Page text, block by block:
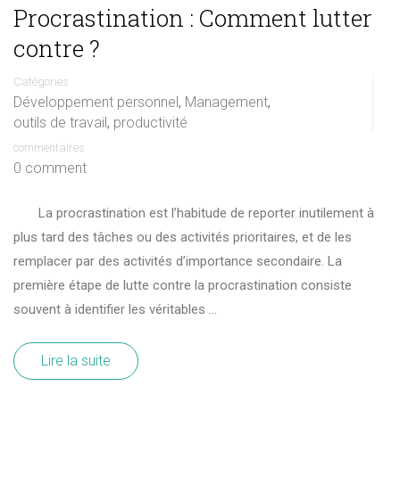
Procrastination : Comment lutter
contre ?
Catégories
Développement personnel , Management,
outils de travail, productivité
commentaires
0 comment
La procrastination est l’habitude de reporter inutilement à
plus tard des tâches ou des activités prioritaires, et de les
remplacer par des activités d’importance secondaire. La
première étape de lutte contre la procrastination consiste
souvent à identifier les véritables …
Lire la suite